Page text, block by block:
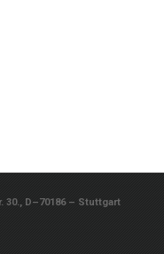
D–70186 – Stuttgart